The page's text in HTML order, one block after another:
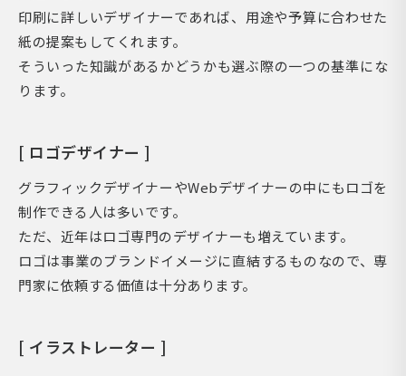
印刷に詳しいデザイナーであれば、用途や予算に合わせた
紙の提案もしてくれます。
そういった知識があるかどうかも選ぶ際の一つの基準にな
ります。
[ ロゴデザイナー ]
グラフィックデザイナーやWebデザイナーの中にもロゴを
制作できる人は多いです。
ただ、近年はロゴ専門のデザイナーも増えています。
ロゴは事業のブランドイメージに直結するものなので、専
門家に依頼する価値は十分あります。
[ イラストレーター ]